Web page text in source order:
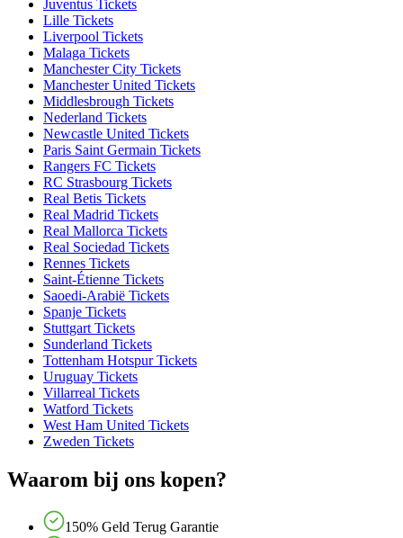
Juventus Tickets
Lille Tickets
Liverpool Tickets
Malaga Tickets
Manchester City Tickets
Manchester United Tickets
Middlesbrough Tickets
Nederland Tickets
Newcastle United Tickets
Paris Saint Germain Tickets
Rangers FC Tickets
RC Strasbourg Tickets
Real Betis Tickets
Real Madrid Tickets
Real Mallorca Tickets
Real Sociedad Tickets
Rennes Tickets
Saint-Étienne Tickets
Saoedi-Arabië Tickets
Spanje Tickets
Stuttgart Tickets
Sunderland Tickets
Tottenham Hotspur Tickets
Uruguay Tickets
Villarreal Tickets
Watford Tickets
West Ham United Tickets
Zweden Tickets
Waarom bij ons kopen?
150% Geld Terug Garantie